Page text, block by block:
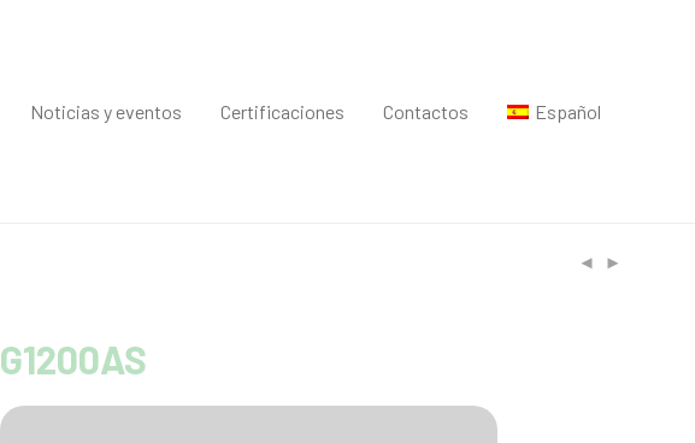
Noticias y eventos Certificaciones Contactos Español
G1200AS